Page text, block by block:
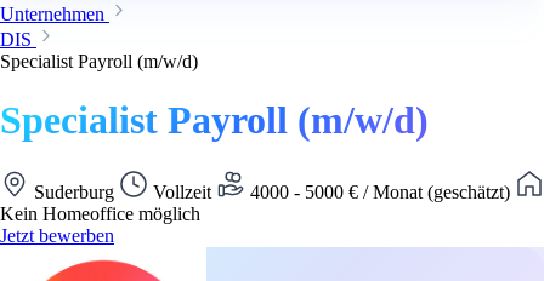
Unternehmen
DIS
Specialist Payroll (m/w/d)
Specialist Payroll (m/w/d)
Suderburg Vollzeit
4000 - 5000 € / Monat (geschätzt)
Kein Homeoffice möglich
Jetzt bewerben